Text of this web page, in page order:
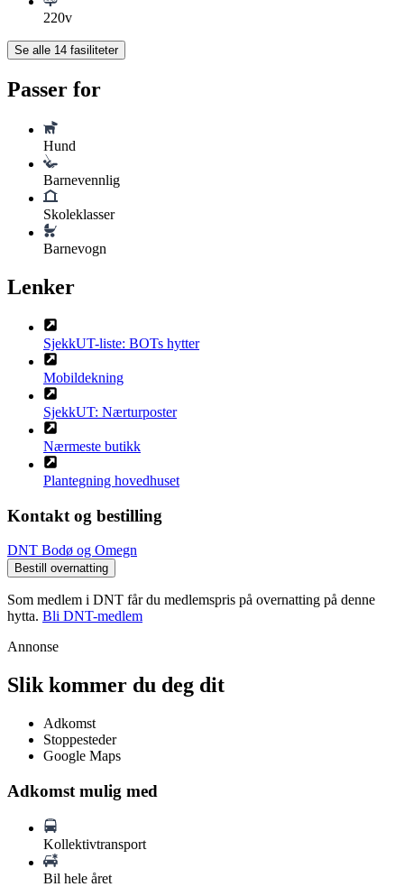
220v
Se alle 14 fasiliteter
Passer for
Hund
Barnevennlig
Skoleklasser
Barnevogn
Lenker
SjekkUT-liste: BOTs hytter
Mobildekning
SjekkUT: Nærturposter
Nærmeste butikk
Plantegning hovedhuset
Kontakt og bestilling
DNT Bodø og Omegn
Bestill overnatting
Som medlem i DNT får du medlemspris på overnatting på denne
hytta. Bli DNT-medlem
Annonse
Slik kommer du deg dit
Adkomst
Stoppesteder
Google Maps
Adkomst mulig med
Kollektivtransport
Bil hele året